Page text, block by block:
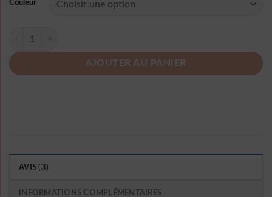
Couleur
quantité de Robe Manche Longue A Pois De Soiree Dentelle
AJOUTER AU PANIER
AVIS (3)
INFORMATIONS COMPLÉMENTAIRES